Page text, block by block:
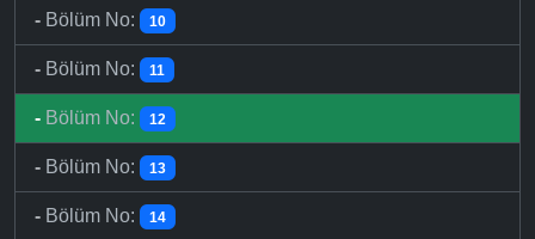
- Bölüm No: 10
- Bölüm No: 11
- Bölüm No: 12
- Bölüm No: 13
- Bölüm No: 14